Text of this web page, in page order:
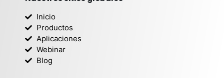
a
g
r
a
m
e
d
i
n
Inicio
Productos
Aplicaciones
Webinar
Blog